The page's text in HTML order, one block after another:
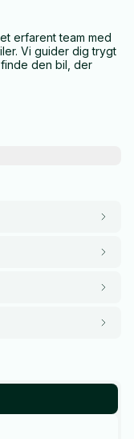
erfarent team med
Vi guider dig trygt
den bil, der